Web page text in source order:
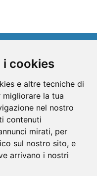
i cookies
e altre tecniche di
la tua
nel nostro
contenuti
mirati, per
sul nostro sito, e
arrivano i nostri
DIRETTA TV
DIRETTA RADIO
2026
- www.trgmedia.it - Powered by